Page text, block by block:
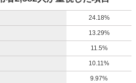
24.18%
13.29%
11.5%
10.11%
9.97%